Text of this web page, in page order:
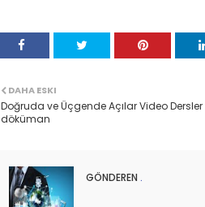
DAHA ESKI
Doğruda ve Üçgende Açılar Video
döküman
GÖNDEREN .